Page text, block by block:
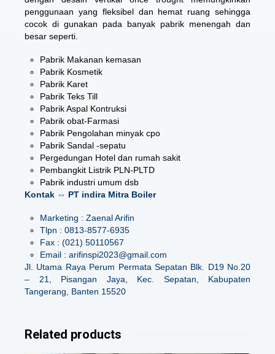
penggunaan yang fleksibel dan hemat ruang sehingga
cocok di gunakan pada banyak pabrik menengah dan
besar seperti.
Pabrik Makanan kemasan
Pabrik Kosmetik
Pabrik Karet
Pabrik Teks Till
Pabrik Aspal Kontruksi
Pabrik obat-Farmasi
Pabrik Pengolahan minyak cpo
Pabrik Sandal -sepatu
Pergedungan Hotel dan rumah sakit
Pembangkit Listrik PLN-PLTD
Pabrik industri umum dsb
Kontak ⇔ PT indira Mitra Boiler
Marketing : Zaenal Arifin
Tlpn : 0813-8577-6935
Fax : (021) 50110567
Email : arifinspi2023@gmail.com
Jl. Utama Raya Perum Permata Sepatan Blk. D19 No.20
– 21, Pisangan Jaya, Kec. Sepatan, Kabupaten
Tangerang, Banten 15520
Related products